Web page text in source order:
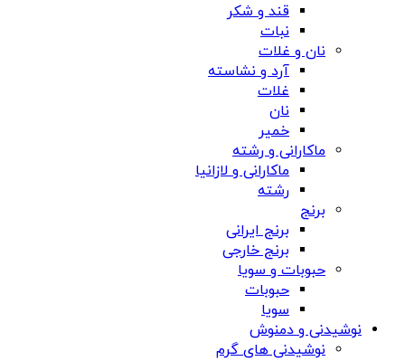
قند و شکر
نبات
نان و غلات
آرد و نشاسته
غلات
نان
خمیر
ماکارانی و رشته
ماکارانی و لازانیا
رشته
برنج
برنج ایرانی
برنج خارجی
حبوبات و سویا
حبوبات
سویا
نوشیدنی و دمنوش
نوشیدنی های گرم